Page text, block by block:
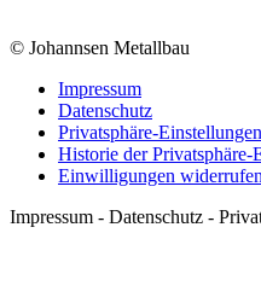
© Johannsen Metallbau
Impressum
Datenschutz
Privatsphäre-
Historie der Privatsphäre-
Einwilligungen widerrufen
Impressum - Datenschutz -